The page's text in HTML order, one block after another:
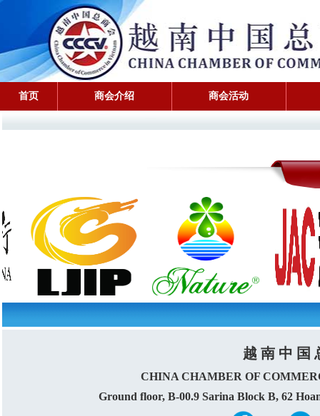
首页 商会介绍 商会活动
越 南 中 国
CHINA CHAMBER OF
Ground floor, B-00.9 Sarina Block B, 62